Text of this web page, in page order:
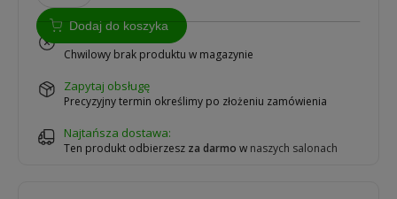
Dodaj do koszyka
Chwilowy brak produktu w magazynie
zapytaj obsługę
Precyzyjny termin określimy po złożeniu zamówienia
Najtańsza dostawa:
Ten produkt odbierzesz za darmo w naszych salonach